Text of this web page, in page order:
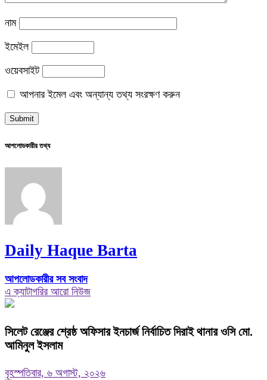
নাম
ইমেইল
ওয়েবসাইট
আপনার ইমেল এবং অন্যান্য তথ্য সংরক্ষণ করুন
আপলোডকারীর তথ্য
Daily Haque Barta
আপলোডকারীর সব সংবাদ
এ ক্যাটাগরির আরো নিউজ
‎সিলেট রেঞ্জের শ্রেষ্ঠ অফিসার ইনচার্জ নির্বাচিত দিরাই থানার ওসি মো.
আমিনুল ইসলাম
বৃহস্পতিবার, ৬ অগাস্ট, ২০২৬